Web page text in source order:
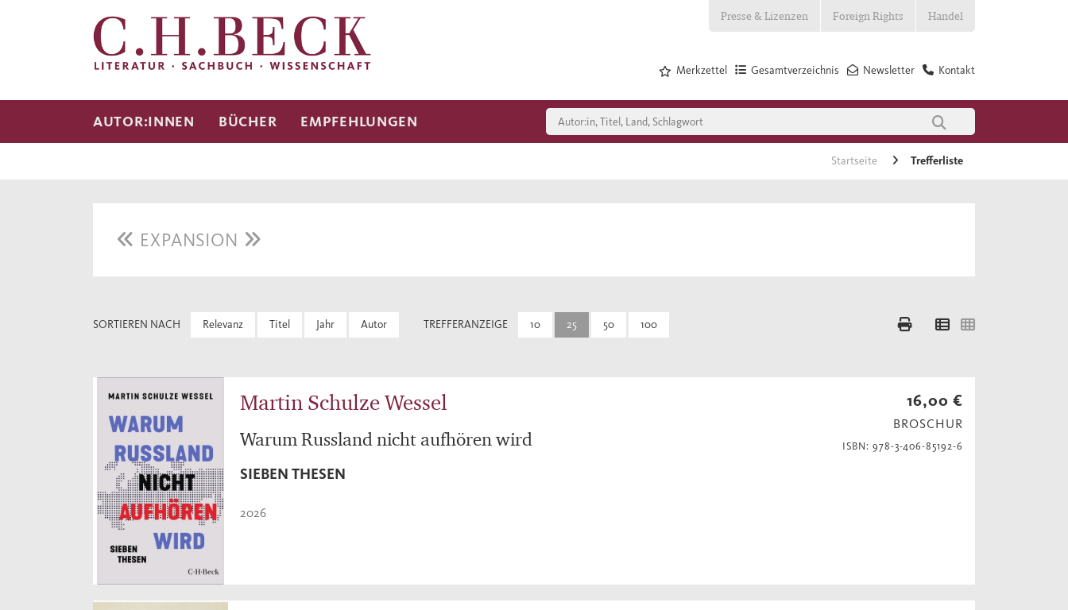
Presse & Lizenzen Foreign Rights Handel
Kontakt
Newsletter
Gesamtverzeichnis
Merkzettel
AUTOR:INNEN BÜCHER EMPFEHLUNGEN
Startseite Trefferliste
EXPANSION
SORTIEREN NACH Relevanz Titel Jahr Autor TREFFERANZEIGE 10 25 50 100
Martin Schulze Wessel
Warum Russland nicht aufhören wird
SIEBEN THESEN
2026
16,00 €
BROSCHUR
ISBN: 978-3-406-85192-6